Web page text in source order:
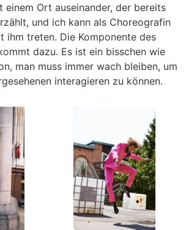
einem Ort auseinander, der bereits
und ich kann als Choreografin
ihm treten. Die Komponente des
dazu. Es ist ein bisschen wie
man muss immer wach bleiben, um
interagieren zu können.